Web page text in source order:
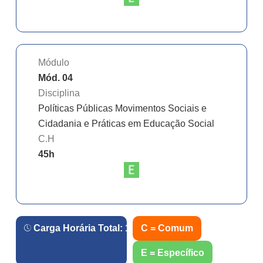
Módulo
Mód. 04
Disciplina
Políticas Públicas Movimentos Sociais e
Cidadania e Práticas em Educação Social
C.H
45h
Carga Horária Total: 180 h.
C = Comum
E = Específico